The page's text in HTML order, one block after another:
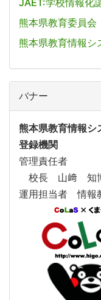
熊本県教育委員会
熊本県教育情報シ
バナー
熊本県教育情報シ
登録機関
管理責任者
校長 山﨑 知
運用担当者 情報